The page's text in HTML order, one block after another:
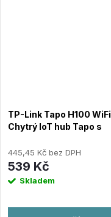
TP-Link Tapo H100 WiFi
Chytrý IoT hub Tapo s
Matter certified)
445,45 Kč bez DPH
539 Kč
Skladem